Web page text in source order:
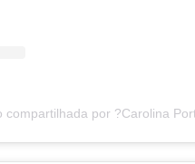
compartilhada por ?Carolina